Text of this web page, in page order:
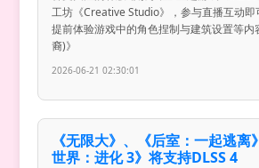
工坊《Creative Studio》，参与直播互动即
提前体验游戏中的角色捏制与建筑设置等内
裔)》
2026-06-21 02:30:01
《无限大》、《后室：一起逃离
世界：进化 3》将支持DLSS 4